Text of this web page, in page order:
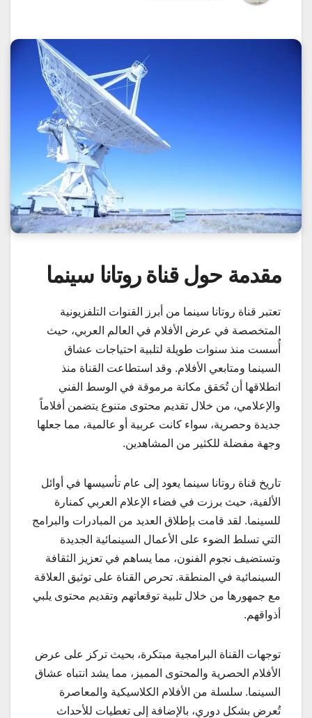
مقدمة حول قناة روتانا سينما
تعتبر قناة روتانا سينما من أبرز القنوات التلفزيونية
المتخصصة في عرض الأفلام في العالم العربي، حيث
أُسست منذ سنوات طويلة لتلبية احتياجات عشاق
السينما ومتابعي الأفلام. وقد استطاعت القناة منذ
انطلاقها أن تُحَقق مكانة مرموقة في الوسط الفني
والإعلامي، من خلال تقديم محتوى متنوع يتضمن أفلاماً
جديدة وحصرية، سواء كانت عربية أو عالمية، مما جعلها
وجهة مفضلة للكثير من المشاهدين.
تاريخ قناة روتانا سينما يعود إلى عام تأسيسها في أوائل
الألفية، حيث برزت في فضاء الإعلام العربي كمنارة
للسينما. لقد قامت بإطلاق العديد من المبادرات والبرامج
التي تسلط الضوء على الأعمال السينمائية الجديدة
وتستضيف نجوم الفنون، مما يساهم في تعزيز الثقافة
السينمائية في المنطقة. تحرص القناة على توثيق العلاقة
مع جمهورها من خلال تلبية توقعاتهم وتقديم محتوى يلبي
أذواقهم.
توجهات القناة البرامجية مبتكرة، بحيث تركز على عرض
الأفلام الحصرية والمحتوى المميز، مما يشد انتباه عشاق
السينما. سلسلة من الأفلام الكلاسيكية والمعاصرة
تُعرض بشكل دوري، بالإضافة إلى تغطيات للأحداث